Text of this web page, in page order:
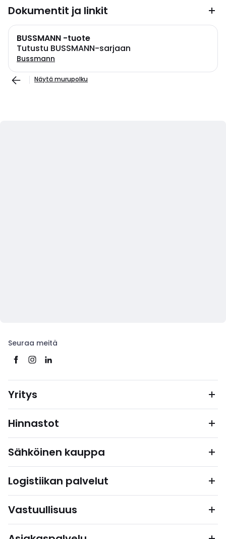
Dokumentit ja linkit
BUSSMANN -tuote
Tutustu BUSSMANN-sarjaan
Bussmann
Näytä murupolku
Seuraa meitä
Yritys
Hinnastot
Sähköinen kauppa
Logistiikan palvelut
Vastuullisuus